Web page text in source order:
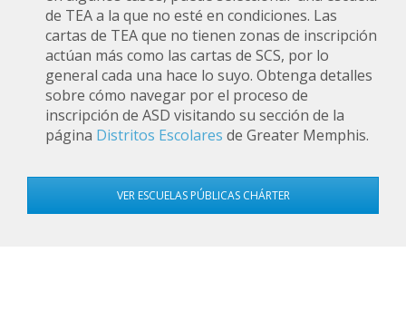
de TEA a la que no esté en condiciones. Las
cartas de TEA que no tienen zonas de inscripción
actúan más como las cartas de SCS, por lo
general cada una hace lo suyo. Obtenga detalles
sobre cómo navegar por el proceso de
inscripción de ASD visitando su sección de la
página Distritos Escolares de Greater Memphis.
VER ESCUELAS PÚBLICAS CHÁRTER